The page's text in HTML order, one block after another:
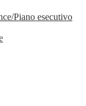
Piano esecutivo